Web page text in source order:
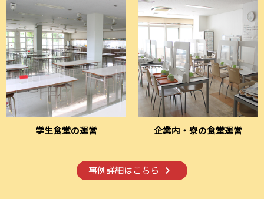
学生食堂の運営 企業内・寮の食堂運営
事例詳細はこちら